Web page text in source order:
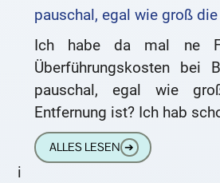
pauschal, egal wie groß die
Ich habe da mal ne
Überführungskosten bei
pauschal, egal wie
Entfernung ist? Ich hab
und immer komische
ALLES LESEN ➔
i